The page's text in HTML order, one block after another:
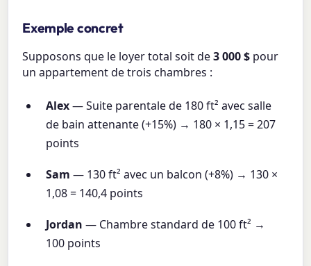
Exemple concret
Supposons que le loyer total soit de3 000 $ pour
un appartement de trois chambres :
Alex— Suite parentale de 180 ft² avec salle
de bain attenante (+15%) → 180 × 1,15 = 207
points
Sam — 130 ft² avec un balcon (+8%) → 130 ×
1,08 = 140,4 points
Jordan — Chambre standard de 100 ft² →
100 points